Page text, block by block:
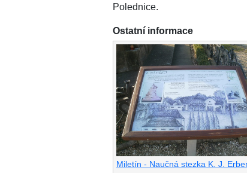
Polednice.
Ostatní informace
Miletín - Naučná stezka K. J.